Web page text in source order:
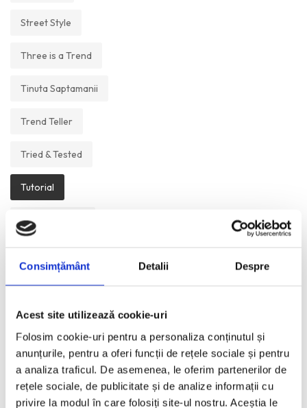
Consimțământ Detalii Despre
Acest site utilizează cookie-uri
Folosim cookie-uri pentru a personaliza conținutul și
anunțurile, pentru a oferi funcții de rețele sociale și pentru
a analiza traficul. De asemenea, le oferim partenerilor de
rețele sociale, de publicitate și de analize informații cu
privire la modul în care folosiți site-ul nostru. Aceștia le
Street Style
Three is a Trend
Tinuta Saptamanii
Trend Teller
Tried & Tested
Tutorial
Un Muzeu Pe Zi
Visual Postcards
We like
ANI: